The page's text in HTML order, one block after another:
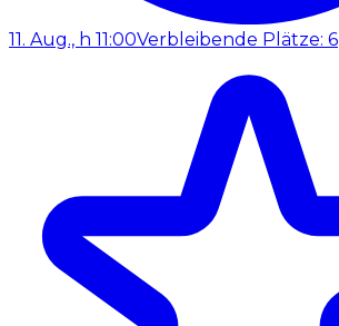
11. Aug., h 11:00Verbleibende Plätze: 6